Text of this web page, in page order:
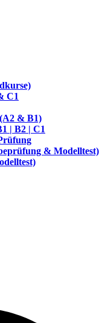
C1
& B1)
| B2 | C1
& Modelltest)